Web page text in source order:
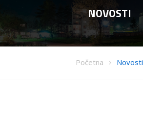
NOVOSTI
Početna Novosti